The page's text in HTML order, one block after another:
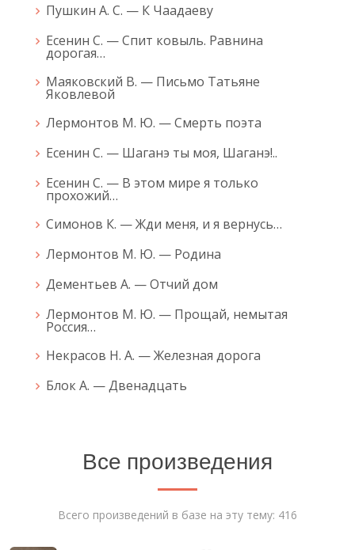
Пушкин А. С. — К Чаадаеву
Есенин С. — Спит ковыль. Равнина
дорогая…
Маяковский В. — Письмо Татьяне
Яковлевой
Лермонтов М. Ю. — Смерть поэта
Есенин С. — Шаганэ ты моя, Шаганэ!..
Есенин С. — В этом мире я только
прохожий…
Симонов К. — Жди меня, и я вернусь…
Лермонтов М. Ю. — Родина
Дементьев А. — Отчий дом
Лермонтов М. Ю. — Прощай, немытая
Россия…
Некрасов Н. А. — Железная дорога
Блок А. — Двенадцать
Все произведения
Всего произведений в базе на эту тему: 416